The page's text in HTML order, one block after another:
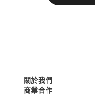
關於我們
商業合作